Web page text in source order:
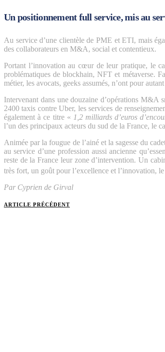
Un positionnement full service, mis au
Au service d’une clientèle de PME et ETI, mais
des collaborateurs en M&A, social et contentieux.
Portant l’innovation au cœur de leur pratique, le
problématiques de blockhain, NFT et métaverse.
métier, les avocats, geeks assumés, n’ont pour
Intervenant dans une douzaine d’opérations M&A
2400 taxis contre Uber, les services de
également à ce titre « 1,2 milliards d’euros
l’un des principaux acteurs du sud de la France, le
Animée par la fougue de l’ainé et la sagesse du
au service d’une profession aussi ancienne
reste de la France leur zone d’intervention. Un
très fort, un goût pour l’excellence et l’innovation,
Par Cyprien de Girval
ARTICLE PRÉCÉDENT